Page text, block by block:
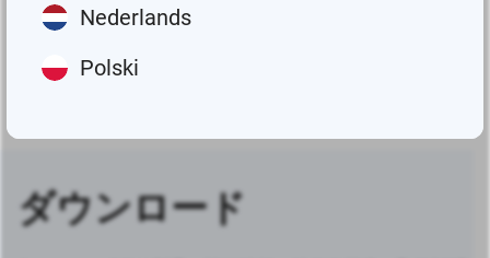
Nederlands
Polski
素材
ダウンロード